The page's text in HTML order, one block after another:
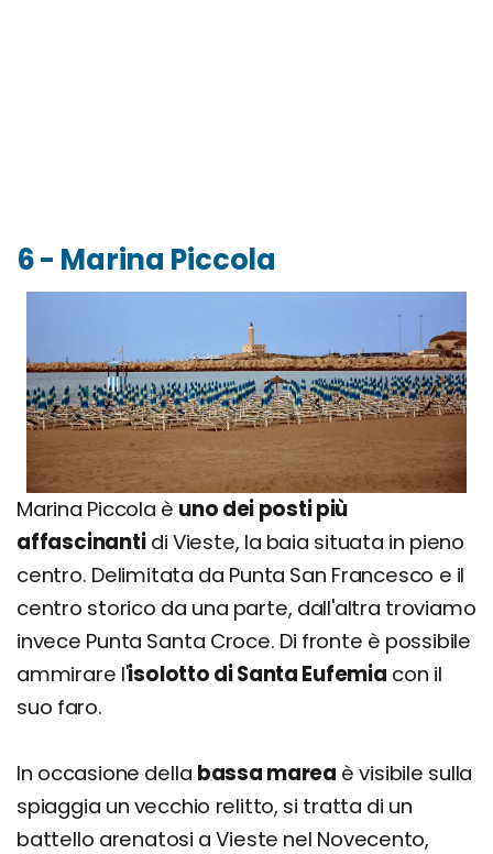
6 - Marina Piccola
Marina Piccola è uno dei posti più
affascinantidi Vieste, la baia situata in pieno
centro. Delimitata da Punta San Francesco e il
centro storico da una parte, dall'altra troviamo
invece Punta Santa Croce. Di fronte è possibile
ammirare l'isolotto di Santa Eufemia con il
suo faro.
In occasione della bassa marea è visibile sulla
spiaggia un vecchio relitto, si tratta di un
battello arenatosi a Vieste nel Novecento,